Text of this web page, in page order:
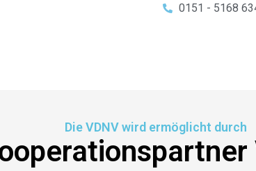
0151 - 5168
Die VDNV wird ermöglicht durch